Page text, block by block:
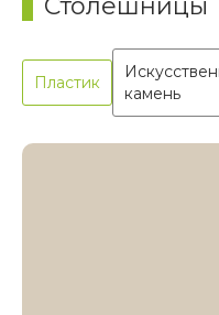
Пластик
камень